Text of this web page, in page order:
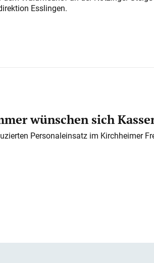
Esslingen.
wünschen sich
Personaleinsatz im Kirchheimer